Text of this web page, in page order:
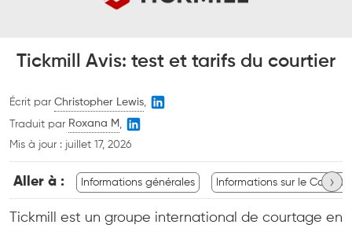
Tickmill Avis: test et tarifs du courtier
Écrit par Christopher Lewis
Traduit par Roxana M
Mis à jour : juillet 17, 2026
Aller à : Informations générales Informations sur le Compte
›
Tickmill est un groupe international de courtage en